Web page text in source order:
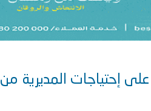
إحتياجات المديرية من